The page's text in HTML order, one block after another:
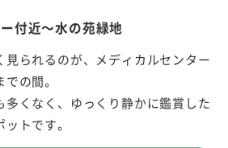
付近～水の苑緑地
見られるのが、メディカルセンター
の間。
くなく、ゆっくり静かに鑑賞した
トです。